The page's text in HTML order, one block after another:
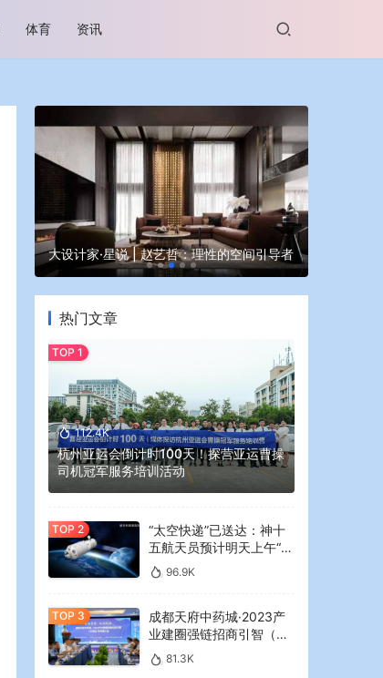
体育 资讯
大设计家·星说 | 赵艺哲：理性的空间引导者
热门文章
112.4K
杭州亚运会倒计时100天！探营亚运曹操
司机冠军服务培训活动
“太空快递”已送达：神十
五航天员预计明天上午“拆
快递”96.9K
成都天府中药城·2023产
业建圈强链招商引智（大
湾区）专场推介会在广州
举行
81.3K